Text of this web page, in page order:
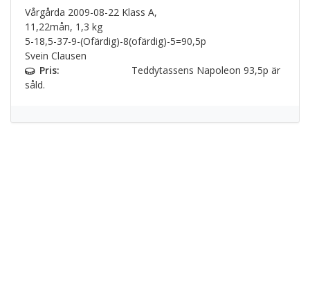
Vårgårda 2009-08-22 Klass A,
11,22mån, 1,3 kg
5-18,5-37-9-(Ofärdig)-8(ofärdig)-5=90,5p
Svein Clausen
Pris:
Teddytassens Napoleon 93,5p är
såld.